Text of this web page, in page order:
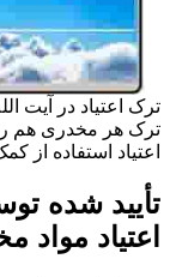
ترک اعتیاد در آیت
ترک هر مخدری هم
اعتیاد استفاده
تأیید شده
اعتیاد مواد